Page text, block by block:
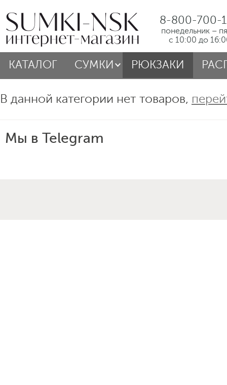
8-800-700-
понедельник –
с 10:00 до
КАТАЛОГ СУМКИ РЮКЗАКИ
В данной категории нет товаров,
Мы в Telegram